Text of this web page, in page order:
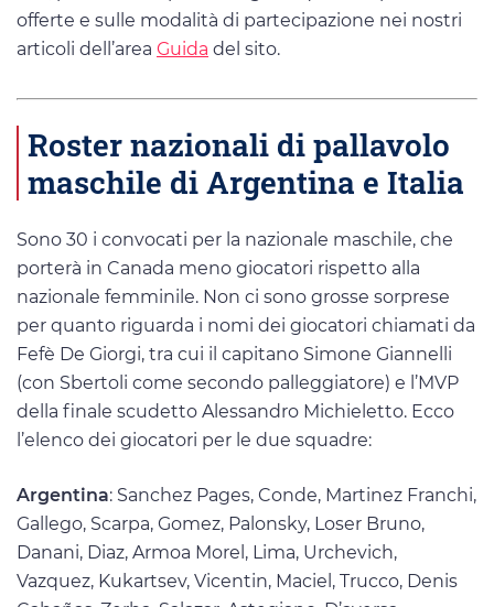
offerte e sulle modalità di partecipazione nei nostri
articoli dell’area Guida del sito.
Roster nazionali di pallavolo
maschile di Argentina e Italia
Sono 30 i convocati per la nazionale maschile, che
porterà in Canada meno giocatori rispetto alla
nazionale femminile. Non ci sono grosse sorprese
per quanto riguarda i nomi dei giocatori chiamati da
Fefè De Giorgi, tra cui il capitano Simone Giannelli
(con Sbertoli come secondo palleggiatore) e l’MVP
della finale scudetto Alessandro Michieletto. Ecco
l’elenco dei giocatori per le due squadre:
Argentina: Sanchez Pages, Conde, Martinez Franchi,
Gallego, Scarpa, Gomez, Palonsky, Loser Bruno,
Danani, Diaz, Armoa Morel, Lima, Urchevich,
Vazquez, Kukartsev, Vicentin, Maciel, Trucco, Denis